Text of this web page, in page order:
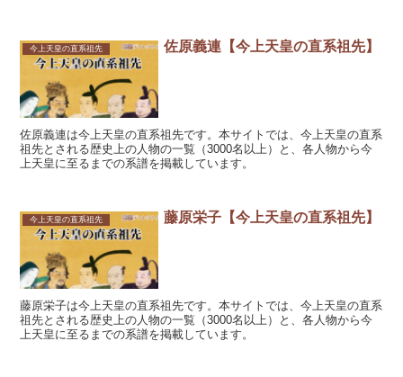
今上天皇の直系祖先 佐原義連【今上天皇の直系祖先】
佐原義連は今上天皇の直系祖先です。本サイトでは、今上天皇の直系
祖先とされる歴史上の人物の一覧（3000名以上）と、各人物から今
上天皇に至るまでの系譜を掲載しています。
今上天皇の直系祖先 藤原栄子【今上天皇の直系祖先】
藤原栄子は今上天皇の直系祖先です。本サイトでは、今上天皇の直系
祖先とされる歴史上の人物の一覧（3000名以上）と、各人物から今
上天皇に至るまでの系譜を掲載しています。